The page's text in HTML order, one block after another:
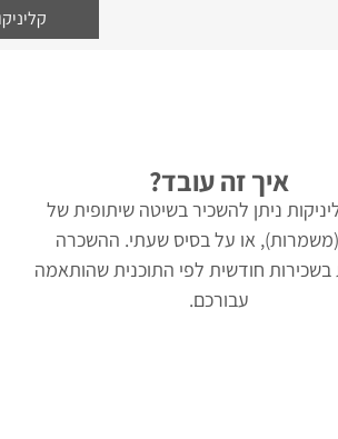
איך זה עובד?
ניתן להשכיר בשיטה שיתופית של
או על בסיס שעתי. ההשכרה
חודשית לפי התוכנית שהותאמה
עבורכם.